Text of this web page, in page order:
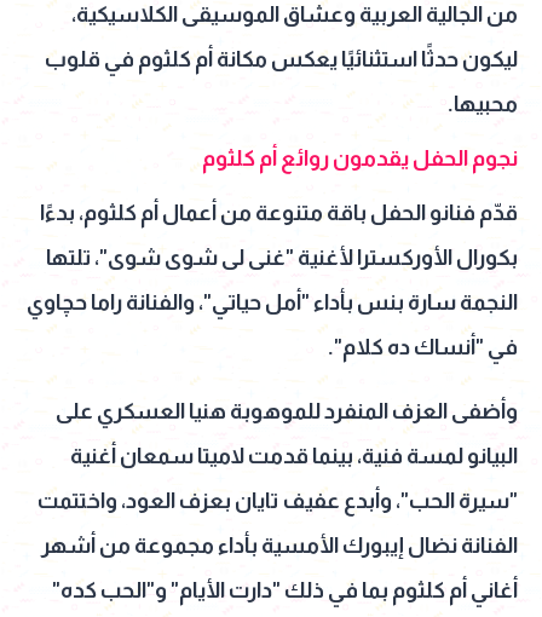
من الجالية العربية وعشاق الموسيقى الكلاسيكية،
ليكون حدثًا استثنائيًا يعكس مكانة أم كلثوم في قلوب
محبيها.
نجوم الحفل يقدمون روائع أم كلثوم
قدّم فنانو الحفل باقة متنوعة من أعمال أم كلثوم، بدءًا
بكورال الأوركسترا لأغنية "غنى لى شوى شوى"، تلتها
النجمة سارة بنس بأداء "أمل حياتي"، والفنانة راما حچاوي
في "أنساك ده كلام".
وأضفى العزف المنفرد للموهوبة هنيا العسكري على
البيانو لمسة فنية، بينما قدمت لاميتا سمعان أغنية
"سيرة الحب"، وأبدع عفيف تايان بعزف العود، واختتمت
الفنانة نضال إيبورك الأمسية بأداء مجموعة من أشهر
أغاني أم كلثوم بما في ذلك "دارت الأيام" و"الحب كده"